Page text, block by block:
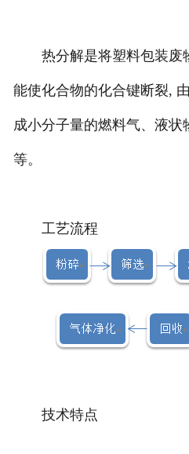
热分解是将塑料包装废
能使化合物的化合键断裂,
成小分子量的燃料气、液状
等。
工艺流程
技术特点